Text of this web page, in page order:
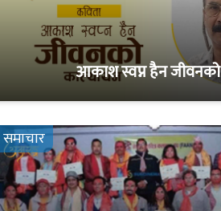
आकाश स्वप्न हैन जीवनको
समाचार